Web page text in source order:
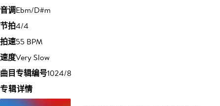
音调Ebm/D#m
节拍4/4
拍速55 BPM
速度Very Slow
曲目专辑编号1024/8
专辑详情